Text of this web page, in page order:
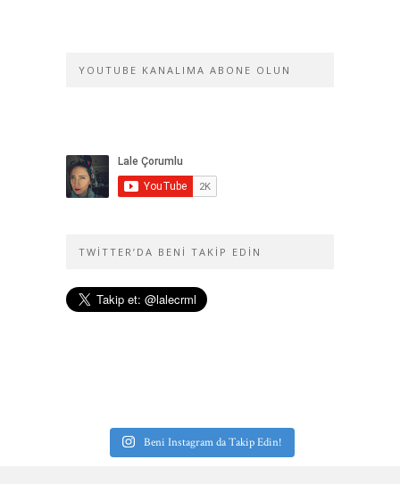
YOUTUBE KANALIMA ABONE OLUN
TWITTER’DA BENI TAKIP EDIN
Beni Instagram da Takip Edin!